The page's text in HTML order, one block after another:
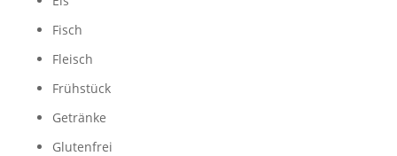
Fisch
Fleisch
Frühstück
Getränke
Glutenfrei